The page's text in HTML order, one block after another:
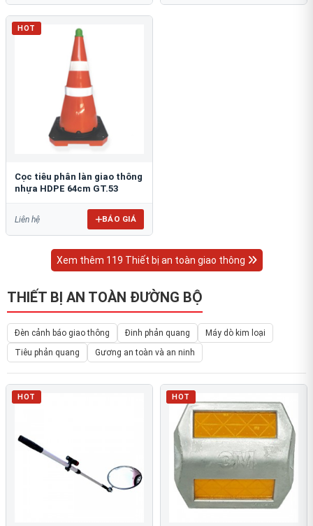
HOT
Cọc tiêu phân làn giao thông
nhựa HDPE 64cm GT.53
Liên hệ BÁO GIÁ
Xem thêm 119 Thiết bị an toàn giao thông
THIẾT BỊ AN TOÀN ĐƯỜNG BỘ
Đèn cảnh báo giao thông Đinh phản quang
Máy dò kim loại
Tiêu phản quang
Gương an toàn và an ninh
HOT HOT